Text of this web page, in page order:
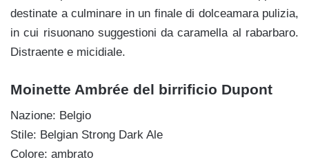
destinate a culminare in un finale di dolceamara pulizia,
in cui risuonano suggestioni da caramella al rabarbaro.
Distraente e micidiale.
Moinette Ambrée del birrificio Dupont
Nazione: Belgio
Stile: Belgian Strong Dark Ale
Colore: ambrato